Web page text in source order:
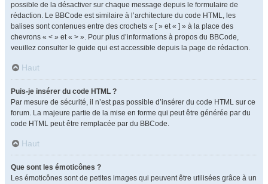
possible de la désactiver sur chaque message depuis le formulaire de
rédaction. Le BBCode est similaire à l’architecture du code HTML, les
balises sont contenues entre des crochets « [ » et « ] » à la place des
chevrons « < » et « > ». Pour plus d’informations à propos du BBCode,
veuillez consulter le guide qui est accessible depuis la page de rédaction.
Haut
Puis-je insérer du code HTML ?
Par mesure de sécurité, il n’est pas possible d’insérer du code HTML sur ce
forum. La majeure partie de la mise en forme qui peut être générée par du
code HTML peut être remplacée par du BBCode.
Haut
Que sont les émoticônes ?
Les émoticônes sont de petites images qui peuvent être utilisées grâce à un